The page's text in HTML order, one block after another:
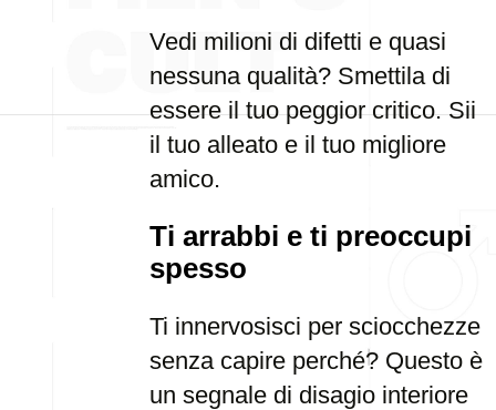
Vedi milioni di difetti e quasi
nessuna qualità? Smettila di
essere il tuo peggior critico. Sii
il tuo alleato e il tuo migliore
amico.
Ti arrabbi e ti preoccupi
spesso
Ti innervosisci per sciocchezze
senza capire perché? Questo è
un segnale di disagio interiore